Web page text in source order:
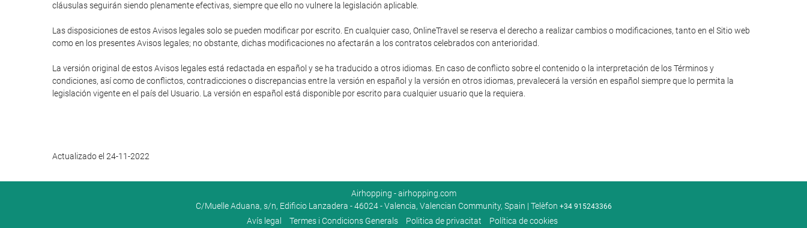
cláusulas seguirán siendo plenamente efectivas, siempre que ello no vulnere la legislación aplicable.
Las disposiciones de estos Avisos legales solo se pueden modificar por escrito. En cualquier caso, OnlineTravel se reserva el derecho a realizar cambios o modificaciones, tanto en el Sitio web
como en los presentes Avisos legales; no obstante, dichas modificaciones no afectarán a los contratos celebrados con anterioridad.
La versión original de estos Avisos legales está redactada en español y se ha traducido a otros idiomas. En caso de conflicto sobre el contenido o la interpretación de los Términos y
condiciones, así como de conflictos, contradicciones o discrepancias entre la versión en español y la versión en otros idiomas, prevalecerá la versión en español siempre que lo permita la
legislación vigente en el país del Usuario. La versión en español está disponible por escrito para cualquier usuario que la requiera.
Actualizado el 24-11-2022
Airhopping - airhopping.com
C/Muelle Aduana, s/n, Edificio Lanzadera - 46024 - Valencia, Valencian Community, Spain | Telèfon +34 915243366
Avís legal Termes i Condicions Generals Poli­tica de privacitat Política de cookies